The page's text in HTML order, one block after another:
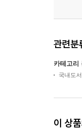
관련분
카테고리
국내도서
이 상